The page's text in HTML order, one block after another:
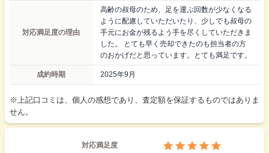
対応満足度の理由
高齢の叔母のため、足を運ぶ回数が少なくなる
ように配慮していただいたり、少しでも叔母の
手元にお金が残るよう手を尽くしていただきま
した。 とても早く売却できたのも担当者の方
のおかげだと思っています。とても満足です。
成約時期 2025年9月
※上記口コミは、個人の感想であり、査定額を保証するものではありま
せん。
対応満足度